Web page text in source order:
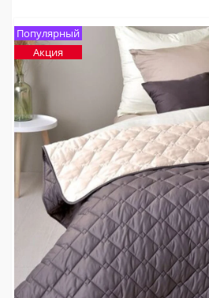
Популярный
Акция